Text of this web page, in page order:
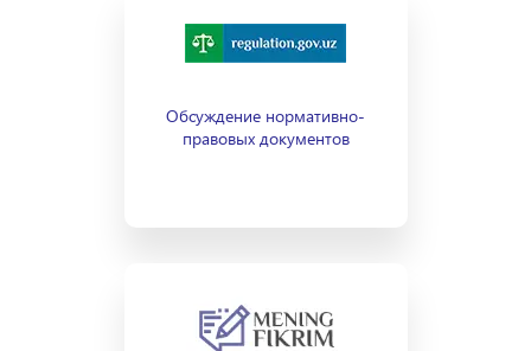
Обсуждение нормативно-
правовых документов